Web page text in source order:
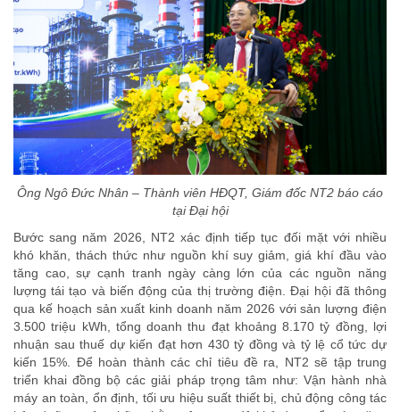
Ông Ngô Đức Nhân – Thành viên HĐQT, Giám đốc NT2 báo cáo
tại Đại hội
Bước sang năm 2026, NT2 xác định tiếp tục đối mặt với nhiều
khó khăn, thách thức như nguồn khí suy giảm, giá khí đầu vào
tăng cao, sự cạnh tranh ngày càng lớn của các nguồn năng
lượng tái tạo và biến động của thị trường điện. Đại hội đã thông
qua kế hoạch sản xuất kinh doanh năm 2026 với sản lượng điện
3.500 triệu kWh, tổng doanh thu đạt khoảng 8.170 tỷ đồng, lợi
nhuận sau thuế dự kiến đạt hơn 430 tỷ đồng và tỷ lệ cổ tức dự
kiến 15%. Để hoàn thành các chỉ tiêu đề ra, NT2 sẽ tập trung
triển khai đồng bộ các giải pháp trọng tâm như: Vận hành nhà
máy an toàn, ổn định, tối ưu hiệu suất thiết bị, chủ động công tác